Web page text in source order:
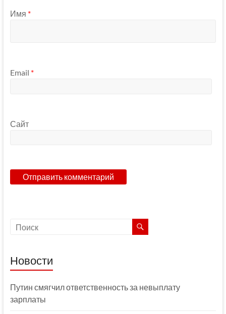
Имя *
Email *
Сайт
Новости
Путин смягчил ответственность за невыплату
зарплаты